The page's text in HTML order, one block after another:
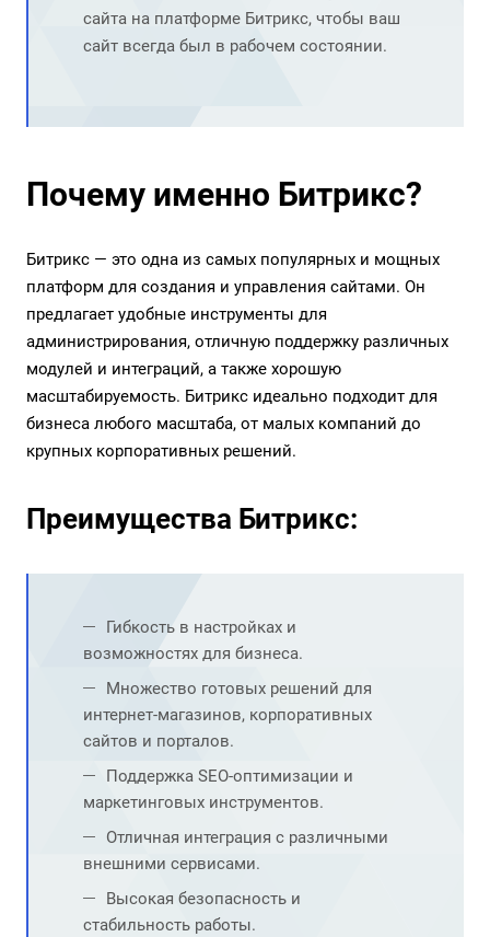
сайта на платформе Битрикс, чтобы ваш
сайт всегда был в рабочем состоянии.
Почему именно Битрикс?
Битрикс — это одна из самых популярных и мощных
платформ для создания и управления сайтами. Он
предлагает удобные инструменты для
администрирования, отличную поддержку различных
модулей и интеграций, а также хорошую
масштабируемость. Битрикс идеально подходит для
бизнеса любого масштаба, от малых компаний до
крупных корпоративных решений.
Преимущества Битрикс:
Гибкость в настройках и
возможностях для бизнеса.
Множество готовых решений для
интернет-магазинов, корпоративных
сайтов и порталов.
Поддержка SEO-оптимизации и
маркетинговых инструментов.
Отличная интеграция с различными
внешними сервисами.
Высокая безопасность и
стабильность работы.